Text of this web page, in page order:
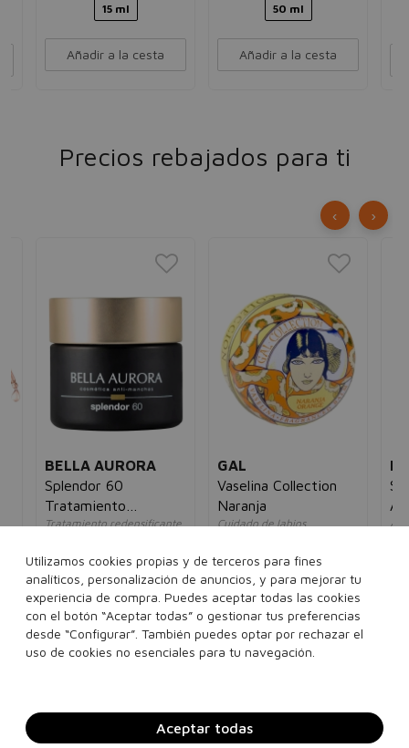
15 ml
Añadir a la cesta
50 ml
Añadir a la cesta
Precios rebajados para ti
BELLA AURORA
Splendor 60
Tratamiento
Redensificante
Tratamiento redensificante
64,00€ 32,95€
50 ml
Añadir a la cesta
GAL
Vaselina Collection
Naranja
Cuidado de labios
5,00€ 4,95€
15 g
Añadir a la cesta
‹ ›
Utilizamos cookies propias y de terceros para fines
analíticos, personalización de anuncios, y para mejorar tu
experiencia de compra. Puedes aceptar todas las cookies
con el botón “Aceptar todas” o gestionar tus preferencias
desde “Configurar”. También puedes optar por rechazar el
uso de cookies no esenciales para tu navegación.
Aceptar todas